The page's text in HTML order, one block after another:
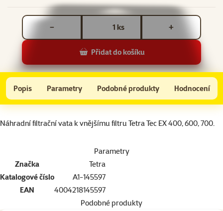
ks
− +
Přidat do košíku
Náplň vata filtrační Tetra Tec EX 400,600,700,600Plus,800Plus 2ks
Do košíku
Popis Parametry Podobné produkty Hodnocení
Na začátek stránky
superzoo.product.detail.content
Náhradní filtrační vata k vnějšímu filtru Tetra Tec EX 400, 600, 700.
Parametry
Značka
Tetra
Katalogové číslo
A1-145597
EAN
4004218145597
Podobné produkty